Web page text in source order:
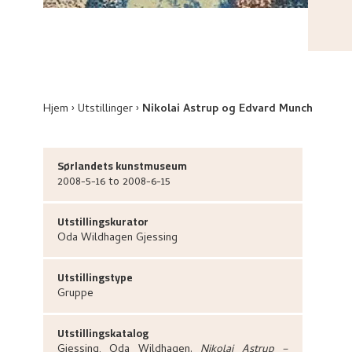
Hjem Utstillinger Nikolai Astrup og Edvard Munch
Sørlandets kunstmuseum
2008-5-16 to 2008-6-15
Utstillingskurator
Oda Wildhagen Gjessing
Utstillingstype
Gruppe
Utstillingskatalog